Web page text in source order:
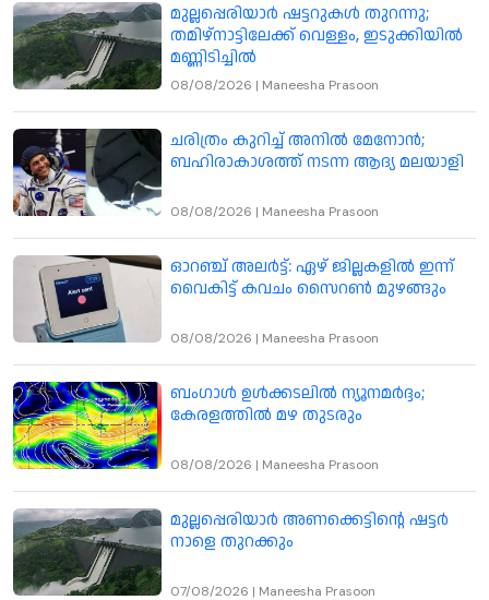
മുല്ലപ്പെരിയാർ ഷട്ടറുകൾ തുറന്നു;
തമിഴ്നാട്ടിലേക്ക് വെള്ളം, ഇടുക്കിയിൽ
മണ്ണിടിച്ചിൽ
08/08/2026 | Maneesha Prasoon
ചരിത്രം കുറിച്ച് അനിൽ മേനോൻ;
ബഹിരാകാശത്ത് നടന്ന ആദ്യ മലയാളി
08/08/2026 | Maneesha Prasoon
ഓറഞ്ച് അലർട്ട്: ഏഴ് ജില്ലകളിൽ ഇന്ന്
വൈകിട്ട് കവചം സൈറൺ മുഴങ്ങും
08/08/2026 | Maneesha Prasoon
ബംഗാൾ ഉൾക്കടലിൽ ന്യൂനമർദ്ദം;
കേരളത്തിൽ മഴ തുടരും
08/08/2026 | Maneesha Prasoon
മുല്ലപ്പെരിയാർ അണക്കെട്ടിന്റെ ഷട്ടർ
നാളെ തുറക്കും
07/08/2026 | Maneesha Prasoon